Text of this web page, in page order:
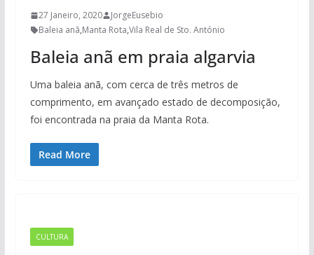
27 Janeiro, 2020
JorgeEusebio
Baleia anã,Manta Rota,Vila Real de Sto. António
Baleia anã em praia algarvia
Uma baleia anã, com cerca de três metros de
comprimento, em avançado estado de decomposição,
foi encontrada na praia da Manta Rota.
Read More
CULTURA